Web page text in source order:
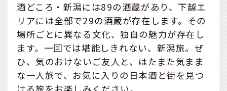
酒どころ・新潟には89の酒蔵があり、下越エ
リアには全部で29の酒蔵が存在します。その
場所ごとに異なる文化、独自の魅力が存在し
ます。一回では堪能しきれない、新潟旅。ぜ
ひ、気のおけないご友人と、はたまた気まま
な一人旅で、お気に入りの日本酒と街を見つ